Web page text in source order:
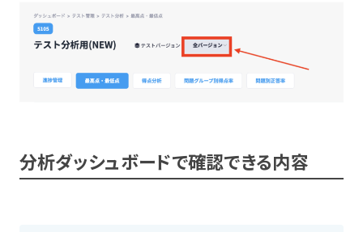
分析ダッシュボードで確認できる内容